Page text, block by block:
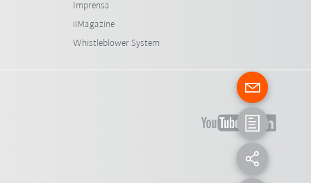
Imprensa
iiMagazine
Whistleblower System